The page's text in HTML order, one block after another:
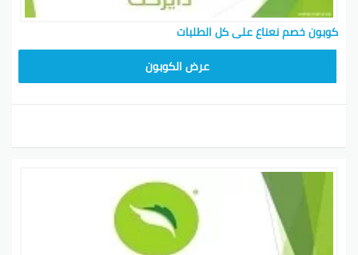
كوبون خصم نعناع على كل الطلبات
عرض الكوبون